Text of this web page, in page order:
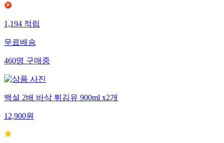
1,194적립
무료배송
460명구매중
백설 2배 바삭 튀김유 900ml x2개
12,900원